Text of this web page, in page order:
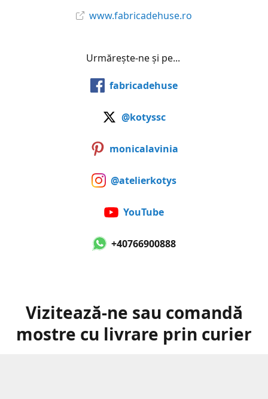
www.fabricadehuse.ro
Urmărește-ne și pe...
fabricadehuse
@kotyssc
monicalavinia
@atelierkotys
YouTube
+40766900888
Vizitează-ne sau comandă
mostre cu livrare prin curier